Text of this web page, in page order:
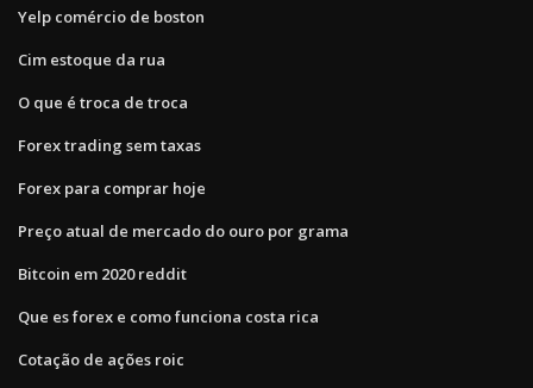
Yelp comércio de boston
Cim estoque da rua
O que é troca de troca
Forex trading sem taxas
Forex para comprar hoje
Preço atual de mercado do ouro por grama
Bitcoin em 2020 reddit
Que es forex e como funciona costa rica
Cotação de ações roic